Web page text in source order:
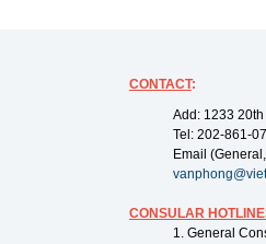
CONTACT:
Add: 1233
Tel: 202-861-
Email
CONSULAR
1. General